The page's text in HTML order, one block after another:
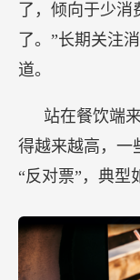
了，倾向于少
了。”长期关注
道。
站在餐饮端
得越来越高，一
“反对票”，典型